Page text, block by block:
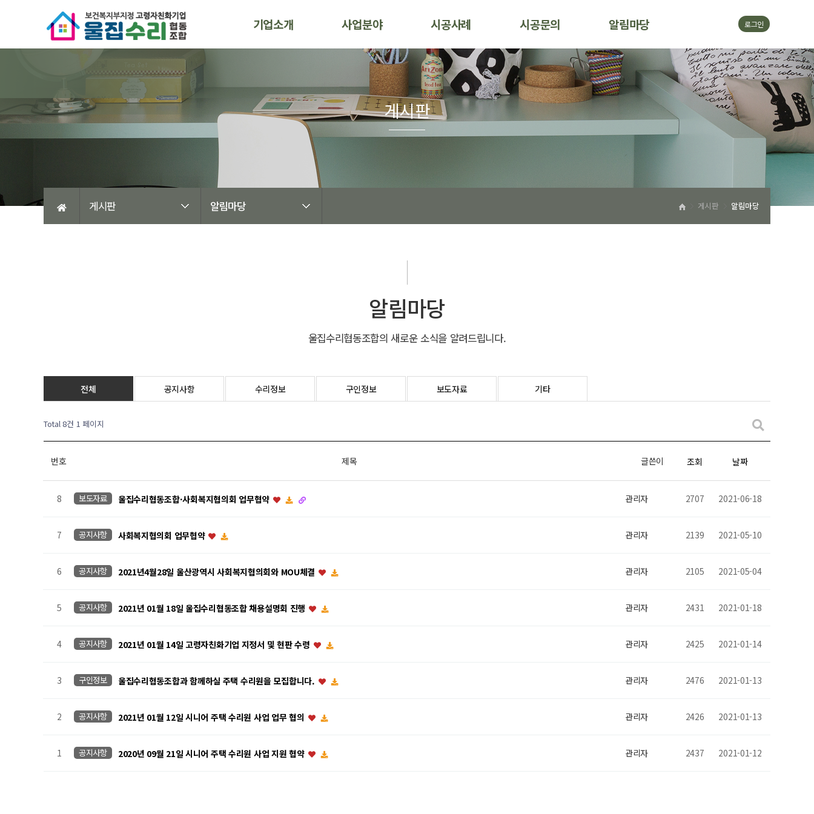
기업소개 사업분야 시공사례 시공문의 알림마당 로그인
게시판 알림마당 게시판 알림마당
게시판
알림마당
울집수리협동조합의 새로운 소식을 알려드립니다.
전체 공지사항 수리정보 구인정보 보도자료 기타
Total 8건 1 페이지
번호 제목 글쓴이 조회 날짜
8 보도자료 울집수리협동조합·사회복지협의회 업무협약 관리자 2707 2021-06-18
7 공지사항 사회복지협의회 업무협약 관리자 2139 2021-05-10
6 공지사항 2021년4월28일 울산광역시 사회복지협의회와 MOU체결 관리자 2105 2021-05-04
5 공지사항 2021년 01월 18일 울집수리협동조합 채용설명회 진행 관리자 2431 2021-01-18
4 공지사항 2021년 01월 14일 고령자친화기업 지정서 및 현판 수령 관리자 2425 2021-01-14
3 구인정보 울집수리협동조합과 함께하실 주택 수리원을 모집합니다. 관리자 2476 2021-01-13
2 공지사항 2021년 01월 12일 시니어 주택 수리원 사업 업무 협의 관리자 2426 2021-01-13
1 공지사항 2020년 09월 21일 시니어 주택 수리원 사업 지원 협약 관리자 2437 2021-01-12